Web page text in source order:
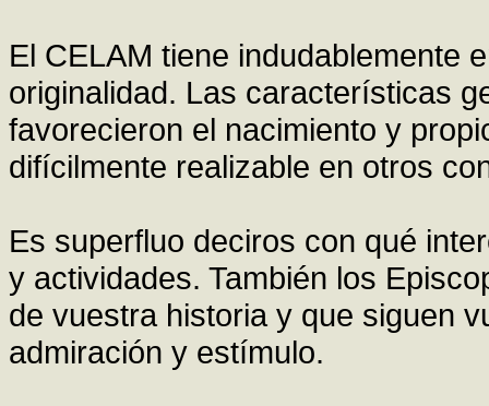
El CELAM tiene indudablemente
originalidad. Las características
favorecieron el nacimiento y
difícilmente realizable en otros
Es superfluo deciros con qué
y actividades. También los
de vuestra historia y que siguen
admiración y estímulo.